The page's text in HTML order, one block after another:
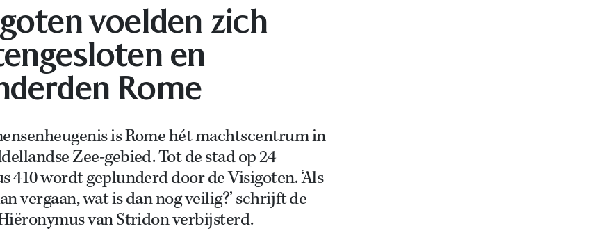
voelden zich
en
Rome
is Rome hét machtscentrum in
Zee-gebied. Tot de stad op 24
410 wordt geplunderd door de Visigoten. ‘Als
vergaan, wat is dan nog veilig?’ schrijft de
van Stridon verbijsterd.